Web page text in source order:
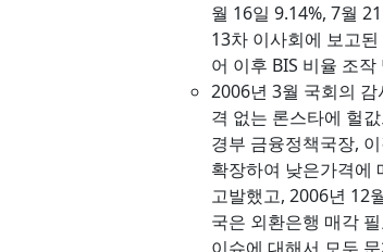
월 16일 9.14%, 7월
13차 이사회에 보고된
어 이후 BIS 비율 조
2006년 3월 국회의
격 없는 론스타에 헐
경부 금융정책국장,
확장하여 낮은가격에
고발했고, 2006년 12
국은 외환은행 매각